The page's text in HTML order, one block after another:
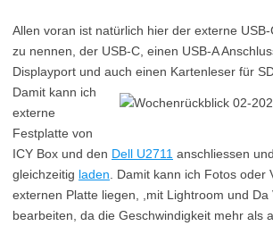
Allen voran ist natürlich hier der externe
zu nennen, der USB-C, einen USB-A
Displayport und auch einen Kartenleser für
Damit kann ich
externe
Festplatte von
ICY Box und den Dell U2711 anschliessen
gleichzeitig laden . Damit kann ich Fotos
externen Platte liegen, ,mit Lightroom und Da
bearbeiten, da die Geschwindigkeit mehr als